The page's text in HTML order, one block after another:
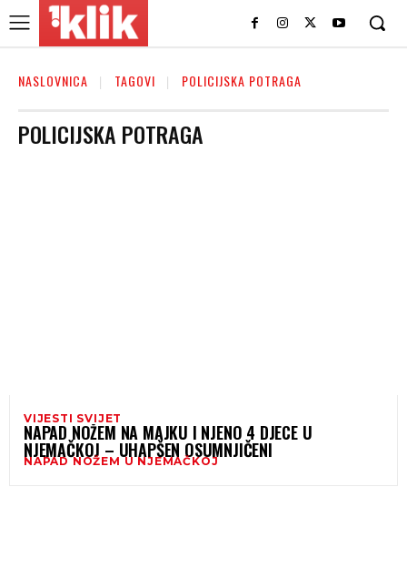
NASLOVNICA TAGOVI POLICIJSKA POTRAGA
POLICIJSKA POTRAGA
VIJESTI SVIJET
NAPAD NOŽEM NA MAJKU I NJENO 4 DJECE U
NJEMAČKOJ – UHAPŠEN OSUMNJIČENI
NAPAD NOŽEM U NJEMAČKOJ